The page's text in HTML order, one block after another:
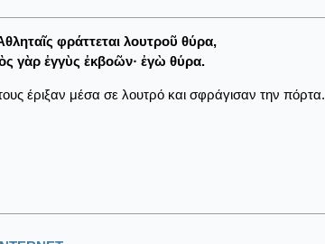
φράττεται λουτροῦ θύρα,
γὰρ ἐγγὺς ἐκβοῶν· ἐγὼ θύρα.
έριξαν μέσα σε λουτρό και σφράγισαν την πόρτα.